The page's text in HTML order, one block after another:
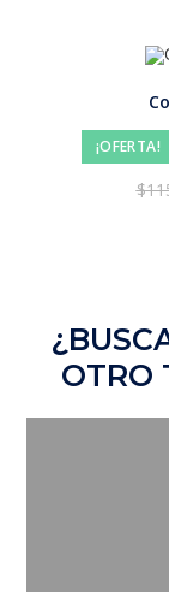
¡OFERTA!
$
OTRO